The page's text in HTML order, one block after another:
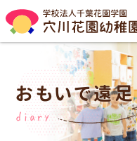
おもいで遠足
diary